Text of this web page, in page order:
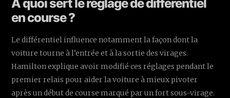
À quoi sert le réglage de différentiel
en course ?
Le différentiel influence notamment la façon dont la
voiture tourne à l’entrée et à la sortie des virages.
Hamilton explique avoir modifié ces réglages pendant le
premier relais pour aider la voiture à mieux pivoter
après un début de course marqué par un fort sous-virage.